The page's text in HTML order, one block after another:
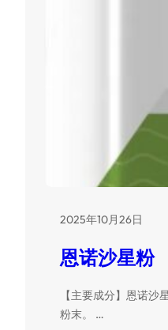
2025年10月26日
恩诺沙星粉
【主要成分】恩诺沙
粉末。 …